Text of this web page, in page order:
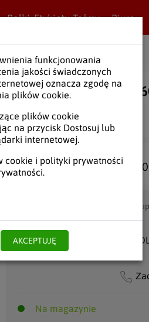
Rolki, Etykiety, Taśmy Biuro
Worki na śmieci LD
SKU:WOSEU022
3,79 zł brutto / ROL
Na magazynie
ROL
funkcjonowania
jakości świadczonych
oznacza zgodę na
plików cookie.
plików cookie
na przycisk Dostosuj lub
internetowej.
cookie i polityki prywatności
.
AKCEPTUJĘ